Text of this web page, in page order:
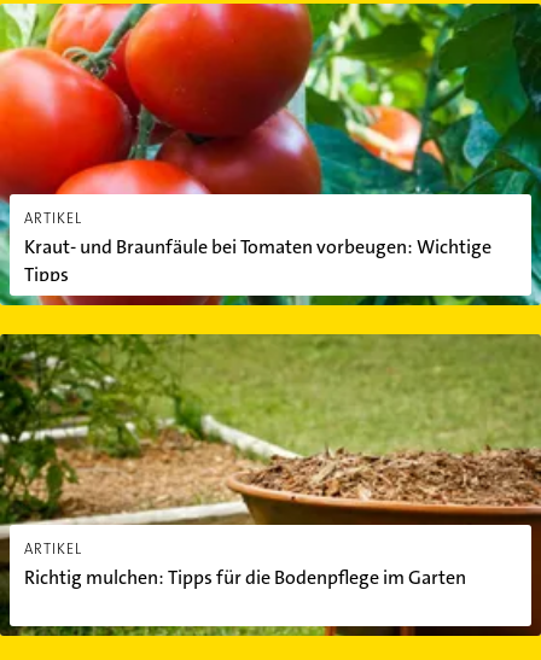
ARTIKEL
Kraut- und Braunfäule bei Tomaten vorbeugen: Wichtige
Tipps
Kraut- und Braunfäule bei Tomaten vorbeugen: Wichtige Tipps
ARTIKEL
Richtig mulchen: Tipps für die Bodenpflege im Garten
Richtig mulchen: Tipps für die Bodenpflege im Garten